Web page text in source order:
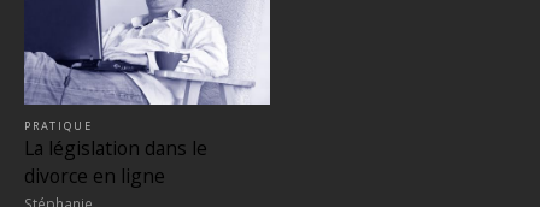
PRATIQUE
La législation dans le
divorce en ligne